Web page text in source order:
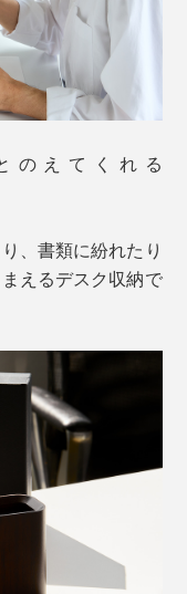
のえてくれる
、書類に紛れたり
えるデスク収納で